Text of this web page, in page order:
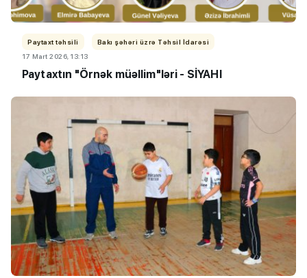
Paytaxt təhsili
Bakı şəhəri üzrə Təhsil İdarəsi
17 Mart 2026, 13:13
Paytaxtın "Örnək müəllim"ləri - SİYAHI